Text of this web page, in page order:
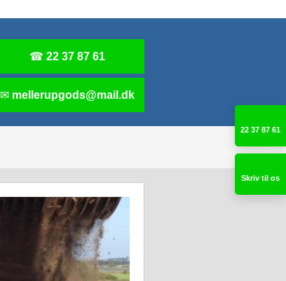
☎ 22 37 87 61
✉​ mellerupgods@mail.dk
22 37 87 61
Skriv til os